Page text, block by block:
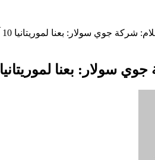
شركة جوي سولار: بعنا لموريتانيا 10 آلاف وحدة انارة شمسية
بعنا لموريتانيا 10 آلاف وحدة انارة شمسية